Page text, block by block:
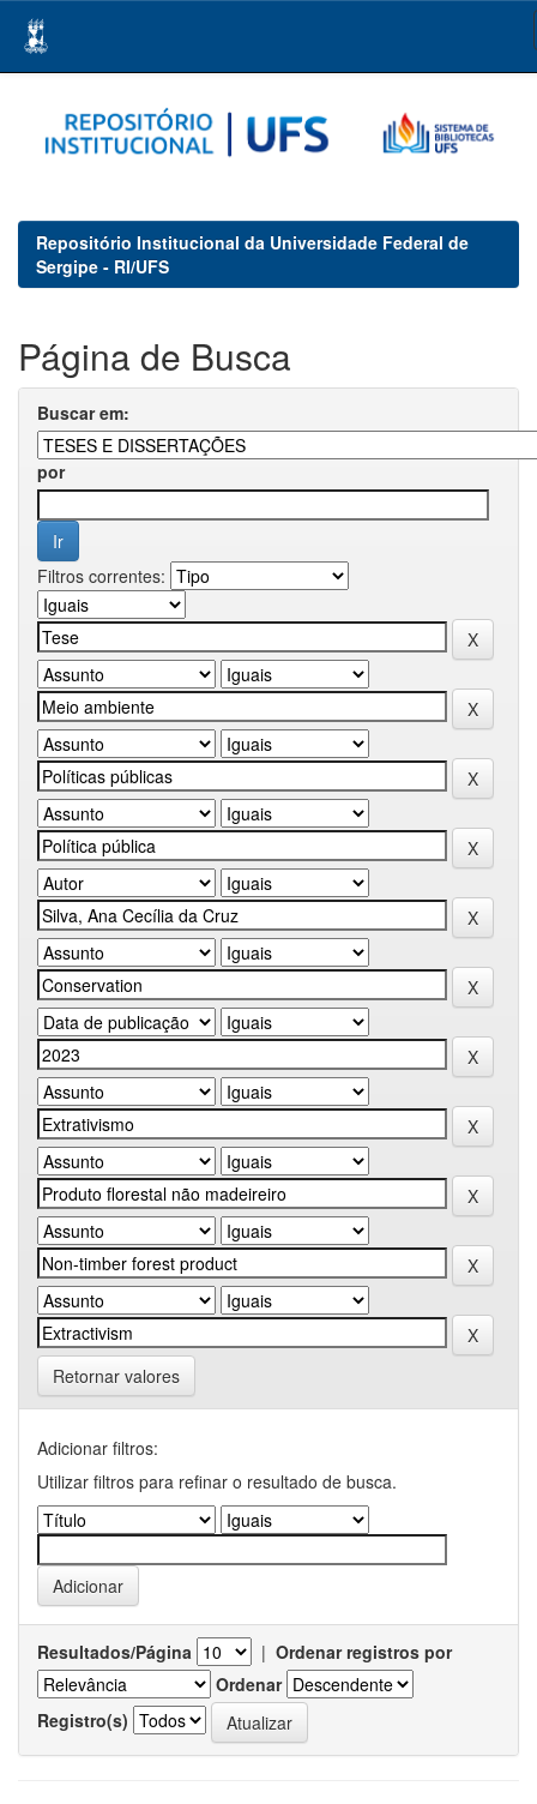
navigation
Repositório Institucional da Universidade Federal de
Sergipe - RI/UFS
Página de Busca
Buscar em:
por
Filtros correntes:
Retornar valores
Adicionar filtros:
Utilizar filtros para refinar o resultado de busca.
Resultados/Página | Ordenar registros por
Ordenar
Registro(s)